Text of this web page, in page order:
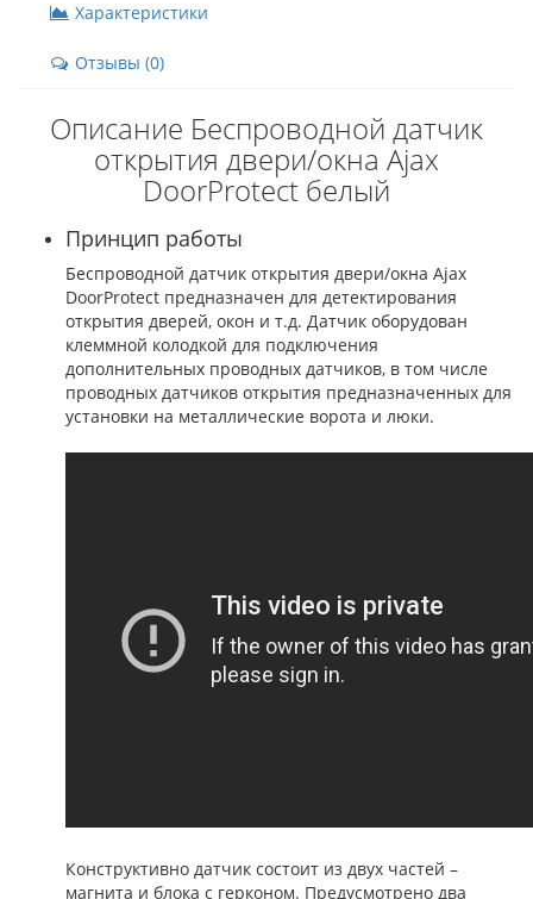
Характеристики
Отзывы (0)
Описание Беспроводной датчик
открытия двери/окна Ajax
DoorProtect белый
Принцип работы
Беспроводной датчик открытия двери/окна Ajax
DoorProtect предназначен для детектирования
открытия дверей, окон и т.д. Датчик оборудован
клеммной колодкой для подключения
дополнительных проводных датчиков, в том числе
проводных датчиков открытия предназначенных для
установки на металлические ворота и люки.
Конструктивно датчик состоит из двух частей –
магнита и блока с герконом. Предусмотрено два